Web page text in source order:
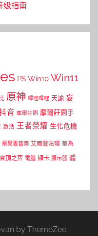
级指南
PS Win10 Win11
原神 嗶哩嗶哩 天諭 妄
音 摩爾莊園 摩爾莊園手
激活 王者榮耀 生化危機
網易雲音樂 艾爾登法環 華為
雲頂之弈 電腦 顯卡 顯示器 體
by ThemeZee.